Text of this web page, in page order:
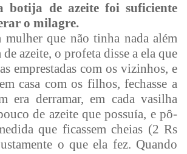
botija de azeite foi suficiente
o milagre.
que não tinha nada além
azeite, o profeta disse a ela que
emprestadas com os vizinhos, e
casa com os filhos, fechasse a
era derramar, em cada vasilha
de azeite que possuía, e pô-
que ficassem cheias (2 Rs
o que ela fez. Quando